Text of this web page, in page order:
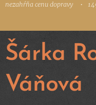
nezahŕňa cenu dopravy
Šárka
Váňová